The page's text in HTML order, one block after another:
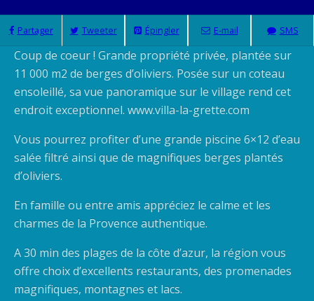
Partager Tweeter Épingler E-mail SMS
Coup de coeur ! Grande propriété privée, plantée sur
11 000 m2 de berges d’oliviers. Posée sur un coteau
ensoleillé, sa vue panoramique sur le village rend cet
endroit exceptionnel. www.villa-la-grette.com
Vous pourrez profiter d’une grande piscine 6×12 d’eau
salée filtré ainsi que de magnifiques berges plantés
d’oliviers.
En famille ou entre amis appréciez le calme et les
charmes de la Provence authentique.
A 30 min des plages de la côte d’azur, la région vous
offre choix d’excellents restaurants, des promenades
magnifiques, montagnes et lacs.